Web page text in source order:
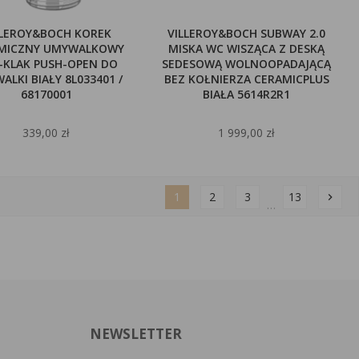
KOREK
UMYWALKOWY
KLAK PUSH-OPEN DO
BIAŁY 8L033401 /
68170001
339,00 zł
VILLEROY&BOCH SUBWAY 2.0
MISKA WC WISZĄCA Z DESKĄ
SEDESOWĄ WOLNOOPADAJĄCĄ
BEZ KOŁNIERZA CERAMICPLUS
BIAŁA 5614R2R1
1 999,00 zł
1 2 3
…
13 chevron_right
NEWSLETTER